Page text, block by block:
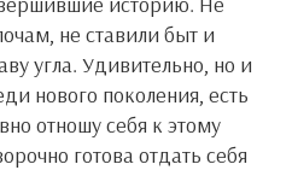
не ставили быт и
угла. Удивительно, но и
нового поколения, есть
отношу себя к этому
готова отдать себя